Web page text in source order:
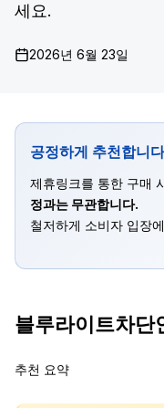
세요.
2026년 6월 23일
공정하게 추천합니다
제휴링크를 통한 구매
정과는 무관합니다.
철저하게 소비자 입장
블루라이트차단
추천 요약